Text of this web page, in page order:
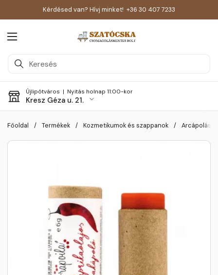
Kérdésed van? Hívj minket! +36 30 407 7233
Menü megnyitása
Újlipótváros | Nyitás holnap 11:00-kor
Kresz Géza u. 21.
Főoldal / Termékek / Kozmetikumok és szappanok / Arcápolás